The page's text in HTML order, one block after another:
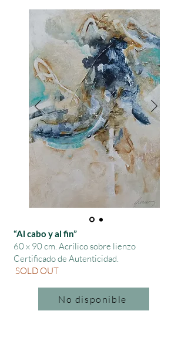
“Al cabo y al fin”
60 x 90 cm. Acrílico sobre lienzo
Certificado de Autenticidad.
SOLD OUT
No disponible